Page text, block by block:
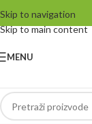
Skip to navigation
Skip to main content
MENU